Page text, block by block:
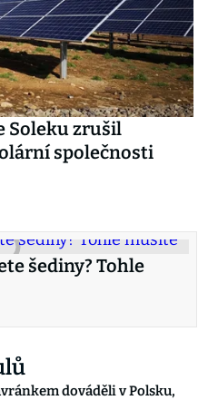
Soleku zrušil
společnosti
šediny? Tohle
dováděli v Polsku,